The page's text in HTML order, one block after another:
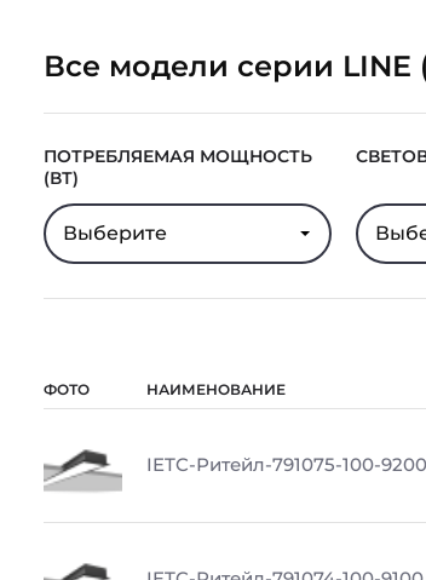
Все модели серии LINE
ПОТРЕБЛЯЕМАЯ МОЩНОСТЬ
(ВТ)
Выберите
ФОТО НАИМЕНОВАНИЕ
IETC-Ритейл-791075-100-